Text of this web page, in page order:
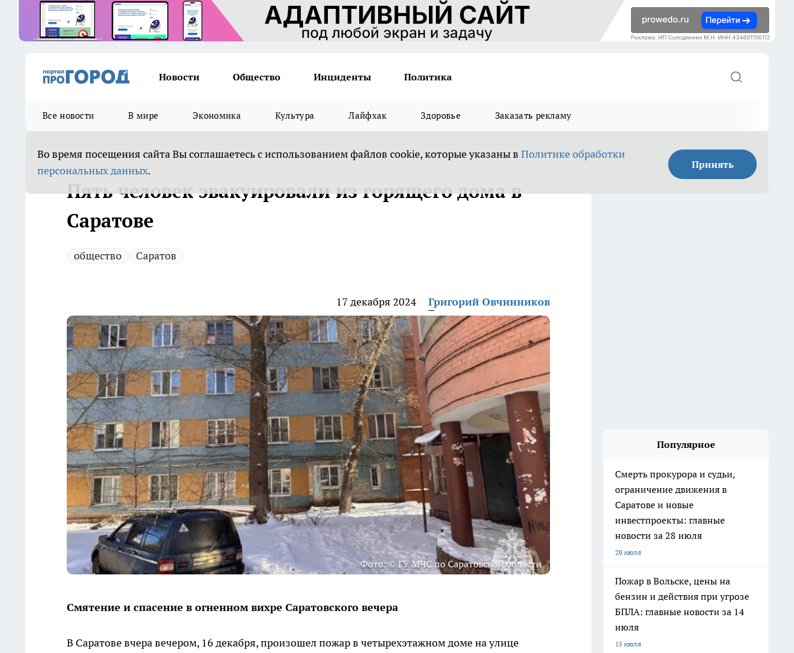
Новости Общество Инциденты Политика
Все новости В мире Экономика Культура Лайфхак Здоровье Заказать рекламу
Во время посещения сайта Вы соглашаетесь с использованием файлов cookie, которые указаны в Политике обработки
персональных данных. Принять
Пять человек эвакуировали из горящего дома в
Саратове
общество Саратов
17 декабря 2024 Григорий Овчинников
Фото: © ГУ МЧС по Саратовской области
Смятение и спасение в огненном вихре Саратовского вечера
В Саратове вчера вечером, 16 декабря, произошел пожар в четырехэтажном доме на улице
Популярное
Смерть прокурора и судьи,
ограничение движения в
Саратове и новые
инвестпроекты: главные
новости за 28 июля
29 июля
Пожар в Вольске, цены на
бензин и действия при угрозе
БПЛА: главные новости за 14
июля
15 июля